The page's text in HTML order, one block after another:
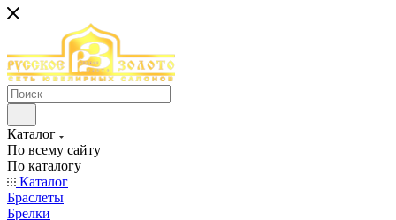
Каталог
По всему сайту
По каталогу
Каталог
Браслеты
Брелки